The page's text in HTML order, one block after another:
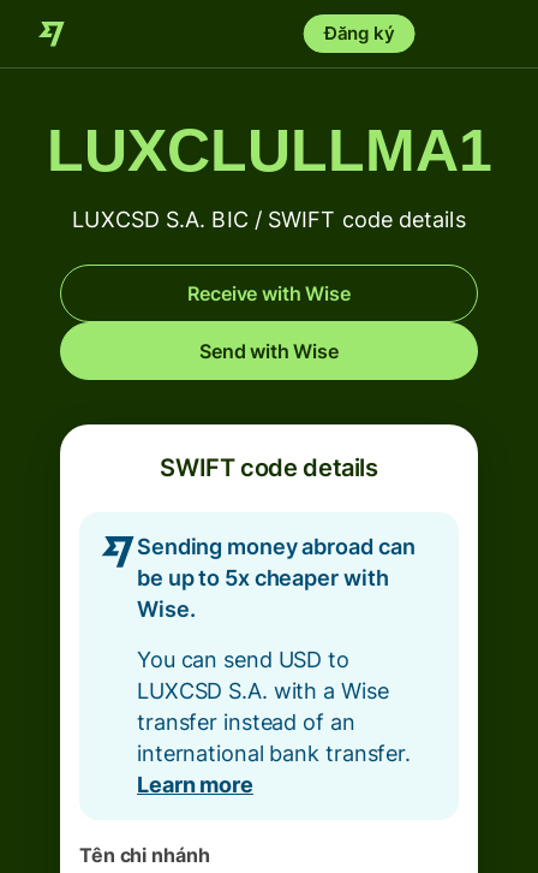
Đăng ký
LUXCLULLMA1
LUXCSD S.A. BIC / SWIFT code details
Receive with Wise
Send with Wise
SWIFT code details
Sending money abroad can
be up to 5x cheaper with
Wise.
You can send USD to
LUXCSD S.A. with a Wise
transfer instead of an
international bank transfer.
Learn more
Tên chi nhánh